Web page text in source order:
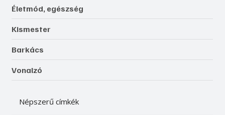
Életmód, egészség
Kismester
Barkács
Vonalzó
Népszerű címkék